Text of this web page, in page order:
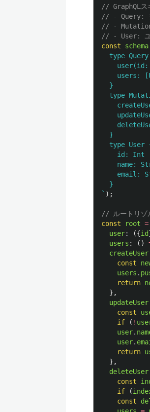
// GraphQLス
// - Query: デ
// - Mutation:
// - User: ユ
const
schema
type Query
users:
  }
type
  }
type User
    id: Int
name:
email:
  }
` );
// ルートリゾ
const
root =
user: ({id
users : ()
createUser
const
users .
return
},
updateUser
const
if
( !
user.
user.
return
},
deleteUser
const
if
(
const